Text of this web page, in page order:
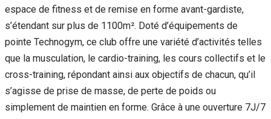
espace de fitness et de remise en forme avant-gardiste,
s’étendant sur plus de 1100m². Doté d’équipements de
pointe Technogym, ce club offre une variété d’activités telles
que la musculation, le cardio-training, les cours collectifs et le
cross-training, répondant ainsi aux objectifs de chacun, qu’il
s’agisse de prise de masse, de perte de poids ou
simplement de maintien en forme. Grâce à une ouverture 7J/7